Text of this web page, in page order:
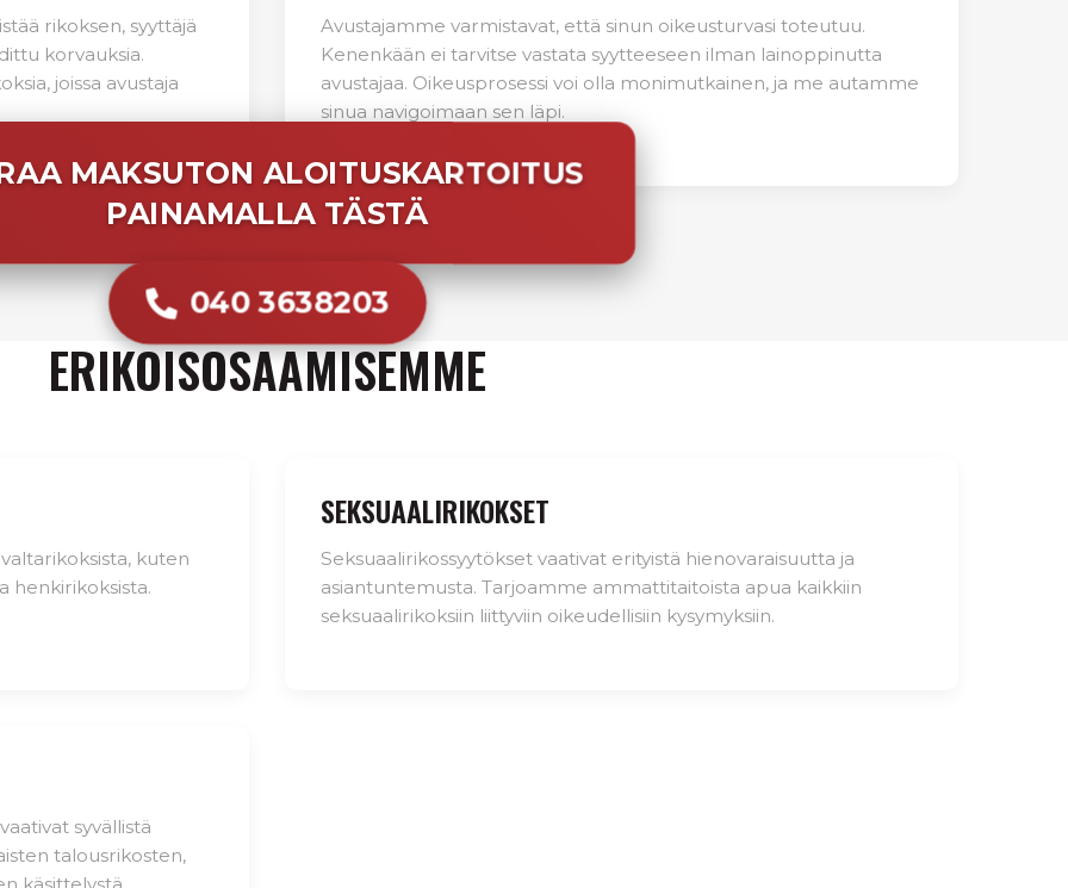
rikoksen, syyttäjä
korvauksia.
joissa avustaja
Avustajamme varmistavat, että sinun oikeusturvasi toteutuu.
Kenenkään ei tarvitse vastata syytteeseen ilman lainoppinutta
avustajaa. Oikeusprosessi voi olla monimutkainen, ja me autamme
sinua navigoimaan sen läpi.
ERIKOISOSAAMISEMME
kuten
henkirikoksista.
SEKSUAALIRIKOKSET
Seksuaalirikossyytökset vaativat erityistä hienovaraisuutta ja
asiantuntemusta. Tarjoamme ammattitaitoista apua kaikkiin
seksuaalirikoksiin liittyviin oikeudellisiin kysymyksiin.
syvällistä
talousrikosten,
MAKSUTON ALOITUSKARTOITUS
PAINAMALLA TÄSTÄ
040 3638203